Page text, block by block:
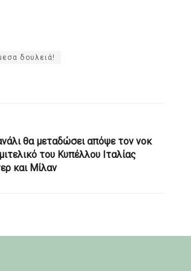
δουλειά!
θα μεταδώσει απόψε τον νοκ
του Κυπέλλου Ιταλίας
και Μίλαν